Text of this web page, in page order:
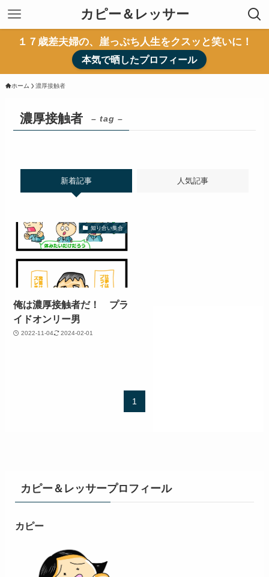
カピー＆レッサー
１７歳差夫婦の、崖っぷち人生をクスッと笑いに！
本気で晒したプロフィール
ホーム 濃厚接触者
濃厚接触者 – tag –
新着記事 人気記事
知り合い集合
俺は濃厚接触者だ！ プラ
イドオンリー男
2022-11-04 2024-02-01
1
カピー＆レッサープロフィール
カピー